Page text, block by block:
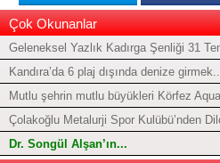
Çok Okunanlar
Geleneksel Yazlık Kadırga Şenliği 31
Kandıra’da 6 plaj dışında denize girmek...
Mutlu şehrin mutlu büyükleri Körfez
Çolakoğlu Metalurji Spor Kulübü’nden
Dr. Songül Alşan’ın...